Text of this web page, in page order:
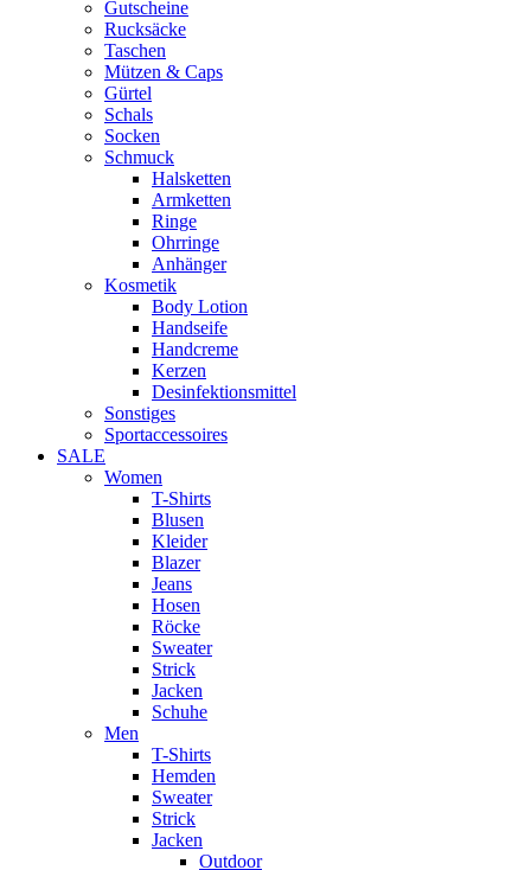
Gutscheine
Rucksäcke
Taschen
Mützen & Caps
Gürtel
Schals
Socken
Schmuck
Halsketten
Armketten
Ringe
Ohrringe
Anhänger
Kosmetik
Body Lotion
Handseife
Handcreme
Kerzen
Desinfektionsmittel
Sonstiges
Sportaccessoires
SALE
Women
T-Shirts
Blusen
Kleider
Blazer
Jeans
Hosen
Röcke
Sweater
Strick
Jacken
Schuhe
Men
T-Shirts
Hemden
Sweater
Strick
Jacken
Outdoor